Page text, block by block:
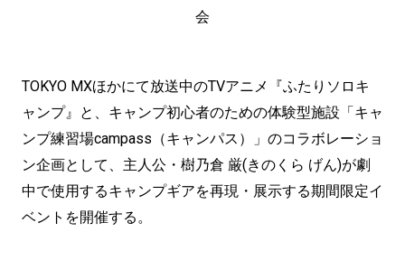
会
TOKYO MXほかにて放送中のTVアニメ『ふたりソロキ
ャンプ』と、キャンプ初心者のための体験型施設「キャ
ンプ練習場campass（キャンパス）」のコラボレーショ
ン企画として、主人公・樹乃倉 厳(きのくら げん)が劇
中で使用するキャンプギアを再現・展示する期間限定イ
ベントを開催する。